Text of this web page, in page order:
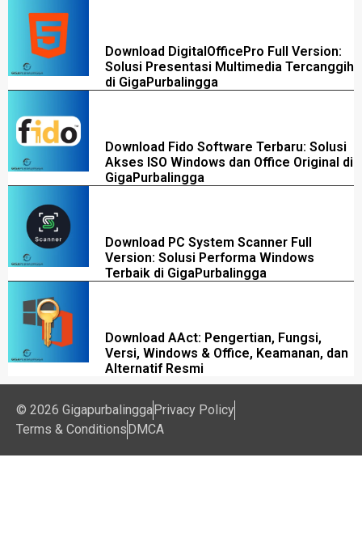
Download DigitalOfficePro Full Version:
Solusi Presentasi Multimedia Tercanggih
di GigaPurbalingga
Download Fido Software Terbaru: Solusi
Akses ISO Windows dan Office Original di
GigaPurbalingga
Download PC System Scanner Full
Version: Solusi Performa Windows
Terbaik di GigaPurbalingga
Download AAct: Pengertian, Fungsi,
Versi, Windows & Office, Keamanan, dan
Alternatif Resmi
© 2026 GigapurbalinggaPrivacy Policy
Terms & ConditionsDMCA